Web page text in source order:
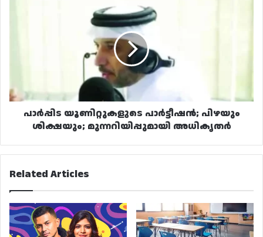
പാർപ്പിട യൂണിറ്റുകളുടെ പാർട്ടീഷൻ; പിഴയും
ശിക്ഷയും; മുന്നറിയിപ്പുമായി അധികൃതർ
Related Articles